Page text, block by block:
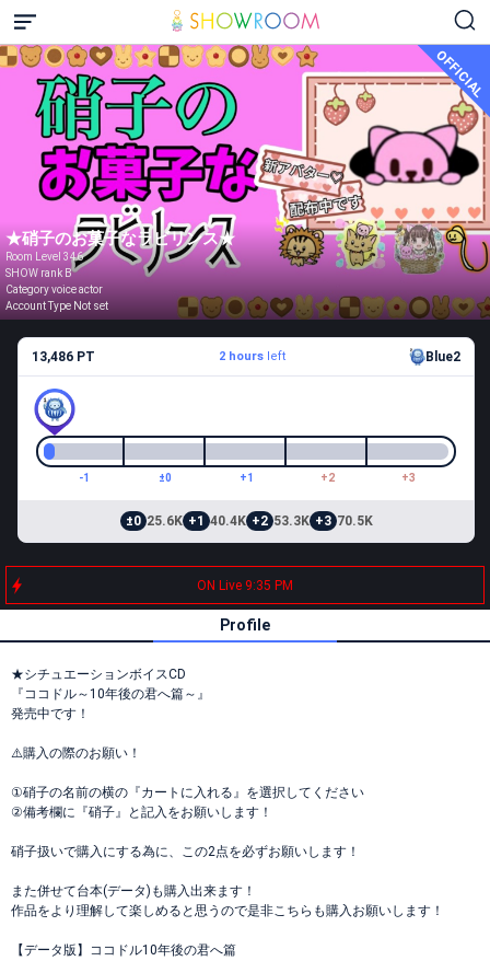
OFFICIAL
★硝子のお菓子なラビリンス★
Room Level 346
SHOW rank B
Category voice actor
Account Type Not set
13,486 PT 2 hours left Blue2
-1 ±0 +1 +2 +3
±0 25.6K +1 40.4K +2 53.3K +3 70.5K
ON Live 9:35 PM
Profile
★シチュエーションボイスCD
『ココドル～10年後の君へ篇～』
発売中です！
⚠️購入の際のお願い！
①硝子の名前の横の『カートに入れる』を選択してください
②備考欄に『硝子』と記入をお願いします！
硝子扱いで購入にする為に、この2点を必ずお願いします！
また併せて台本(データ)も購入出来ます！
作品をより理解して楽しめると思うので是非こちらも購入お願いします！
【データ版】ココドル10年後の君へ篇